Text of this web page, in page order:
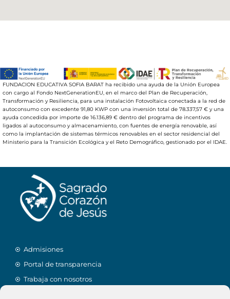
FUNDACION EDUCATIVA SOFIA BARAT ha recibido una ayuda de la Unión Europea
con cargo al Fondo NextGenerationEU, en el marco del Plan de Recuperación,
Transformación y Resiliencia, para una instalación Fotovoltaica conectada a la red de
autoconsumo con excedente 91,80 KWP con una inversión total de 78.337,57 € y una
ayuda concedida por importe de 16.136,89 € dentro del programa de incentivos
ligados al autoconsumo y almacenamiento, con fuentes de energía renovable, así
como la implantación de sistemas térmicos renovables en el sector residencial del
Ministerio para la Transición Ecológica y el Reto Demográfico, gestionado por el IDAE.
Admisiones
Portal de transparencia
Trabaja con nosotros